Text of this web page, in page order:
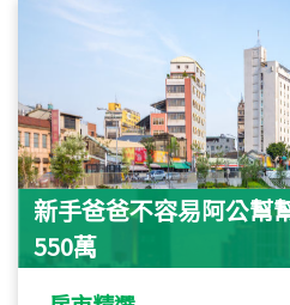
新手爸爸不容易阿公幫
550萬